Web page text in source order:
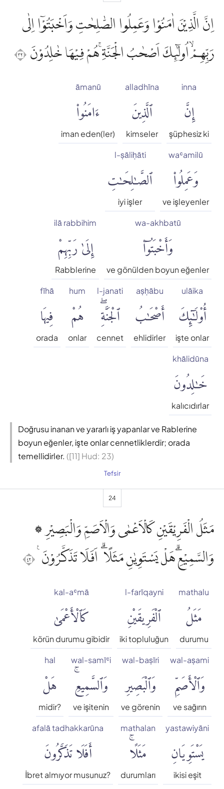
اِنَّ الَّذِيْنَ اٰمَنُوْا وَعَمِلُوا الصّٰلِحٰتِ وَاَخْبَتُوْٓا اِلٰى
رَبِّهِمْۙ اُولٰۤىِٕكَ اَصْحٰبُ الْجَنَّةِۚ هُمْ فِيْهَا خٰلِدُوْنَ ٢٣
inna
إِنَّ
şüphesiz ki
alladhīna
ٱلَّذِينَ
kimseler
āmanū
ءَامَنُوا۟
iman eden(ler)
waʿamilū
وَعَمِلُوا۟
ve işleyenler
l-ṣāliḥāti
ٱلصَّٰلِحَٰتِ
iyi işler
wa-akhbatū
وَأَخْبَتُوٓا۟
ve gönülden boyun eğenler
ilā rabbihim
إِلَىٰ رَبِّهِمْ
Rabblerine
ulāika
أُو۟لَٰٓئِكَ
işte onlar
aṣḥābu
أَصْحَٰبُ
ehlidirler
l-janati
ٱلْجَنَّةِۖ
cennet
hum
هُمْ
onlar
fīhā
فِيهَا
orada
khālidūna
خَٰلِدُونَ
kalıcıdırlar
Doğrusu inanan ve yararlı iş yapanlar ve Rablerine
boyun eğenler, işte onlar cennetliklerdir; orada
temellidirler. ([11] Hud: 23)
Tefsir
24
۞ مَثَلُ الْفَرِيْقَيْنِ كَالْاَعْمٰى وَالْاَصَمِّ وَالْبَصِيْرِ
وَالسَّمِيْعِۗ هَلْ يَسْتَوِيٰنِ مَثَلًا ۗ اَفَلَا تَذَكَّرُوْنَ ࣖ ٢٤
mathalu
مَثَلُ
durumu
l-farīqayni
ٱلْفَرِيقَيْنِ
iki topluluğun
kal-aʿmā
كَٱلْأَعْمَىٰ
körün durumu gibidir
wal-aṣami
وَٱلْأَصَمِّ
ve sağırın
wal-baṣīri
وَٱلْبَصِيرِ
ve görenin
wal-samīʿi
وَٱلسَّمِيعِۚ
ve işitenin
hal
هَلْ
midir?
yastawiyāni
يَسْتَوِيَانِ
ikisi eşit
mathalan
مَثَلًاۚ
durumları
afalā tadhakkarūna
أَفَلَا تَذَكَّرُونَ
İbret almıyor musunuz?